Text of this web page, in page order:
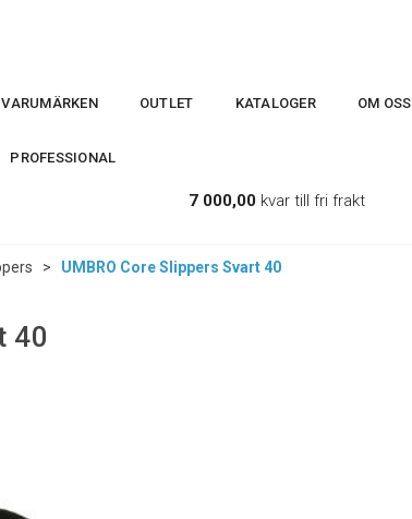
VARUMÄRKEN OUTLET KATALOGER OM OSS
PROFESSIONAL
7 000,00 kvar till fri frakt
> UMBRO Core Slippers Svart 40
40